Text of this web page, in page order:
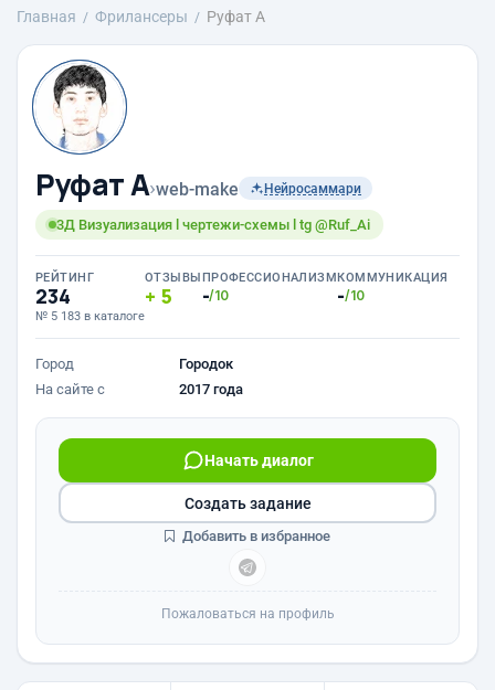
Главная Фрилансеры Руфат А
Руфат А›web-make Нейросаммари
3Д Визуализация l чертежи-схемы l tg @Ruf_Ai
РЕЙТИНГ
234
№ 5 183 в каталоге
ОТЗЫВЫ
5
ПРОФЕССИОНАЛИЗМ
-/10
КОММУНИКАЦИЯ
-/10
Город
Городок
На сайте с
2017 года
Начать диалог
Создать задание
Добавить в избранное
Пожаловаться на профиль